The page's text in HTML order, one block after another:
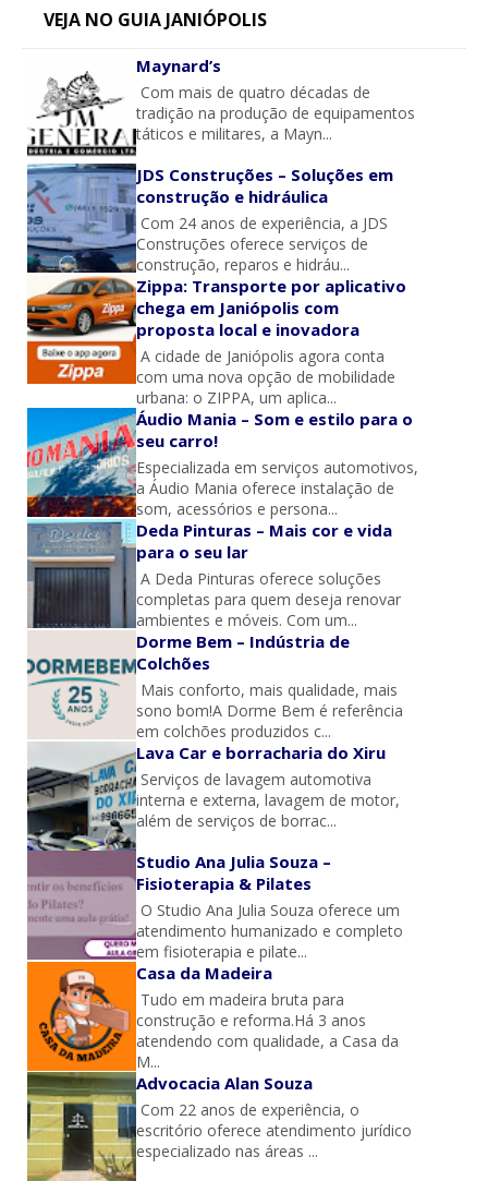
VEJA NO GUIA JANIÓPOLIS
Maynard’s
Com mais de quatro décadas de
tradição na produção de equipamentos
táticos e militares, a Mayn...
JDS Construções – Soluções em
construção e hidráulica
Com 24 anos de experiência, a JDS
Construções oferece serviços de
construção, reparos e hidráu...
Zippa: Transporte por aplicativo
chega em Janiópolis com
proposta local e inovadora
A cidade de Janiópolis agora conta
com uma nova opção de mobilidade
urbana: o ZIPPA, um aplica...
Áudio Mania – Som e estilo para o
seu carro!
Especializada em serviços automotivos,
a Áudio Mania oferece instalação de
som, acessórios e persona...
Deda Pinturas – Mais cor e vida
para o seu lar
A Deda Pinturas oferece soluções
completas para quem deseja renovar
ambientes e móveis. Com um...
Dorme Bem – Indústria de
Colchões
Mais conforto, mais qualidade, mais
sono bom!A Dorme Bem é referência
em colchões produzidos c...
Lava Car e borracharia do Xiru
Serviços de lavagem automotiva
interna e externa, lavagem de motor,
além de serviços de borrac...
Studio Ana Julia Souza –
Fisioterapia & Pilates
O Studio Ana Julia Souza oferece um
atendimento humanizado e completo
em fisioterapia e pilate...
Casa da Madeira
Tudo em madeira bruta para
construção e reforma.Há 3 anos
atendendo com qualidade, a Casa da
M...
Advocacia Alan Souza
Com 22 anos de experiência, o
escritório oferece atendimento jurídico
especializado nas áreas ...